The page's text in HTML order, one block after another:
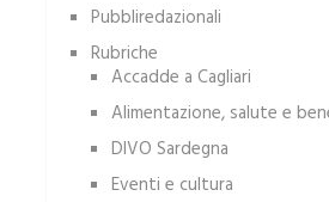
Pubbliredazionali
Rubriche
Accadde a Cagliari
Alimentazione, salute e
DIVO Sardegna
Eventi e cultura